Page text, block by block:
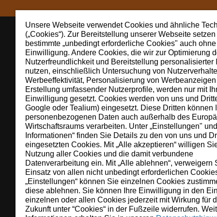
Über STIHL
Die STIHL Gruppe ist ein international
langfristig orientiertes Familienunternehmen
Arbeit mit und in der Natur. Wir begeistern
akku- und benzinbetriebenen Geräten für die
Landschaftspflege, die Bauwirtschaft und
umfasst Produktionsgesellschaften in acht
Marketinggesellschaften, rund 100
händler. Seit 1971 ist STIHL die
Unternehmensgruppe ist Waiblingen bei
Unsere Webseite verwendet Cookies und ähnliche
(„Cookies“). Zur Bereitstellung unserer Webseite
bestimmte „unbedingt erforderliche Cookies" auch
Einwilligung. Andere Cookies, die wir zur Optimierung
Nutzerfreundlichkeit und Bereitstellung personalisierter
nutzen, einschließlich Untersuchung von
Werbeeffektivität, Personalisierung von Werbeanzeigen
Erstellung umfassender Nutzerprofile, werden nur mit
Einwilligung gesetzt. Cookies werden von uns und
Google oder Tealium) eingesetzt. Diese Dritten können
personenbezogenen Daten auch außerhalb des
Wirtschaftsraums verarbeiten. Unter „Einstellungen"
Informationen“ finden Sie Details zu den von uns und
eingesetzten Cookies. Mit „Alle akzeptieren“ willigen
Nutzung aller Cookies und die damit verbundene
Datenverarbeitung ein. Mit „Alle ablehnen“, verweigern
Einsatz von allen nicht unbedingt erforderlichen
„Einstellungen“ können Sie einzelnen Cookies
diese ablehnen. Sie können Ihre Einwilligung in den
einzelnen oder allen Cookies jederzeit mit Wirkung für
Zukunft unter “Cookies“ in der Fußzeile widerrufen.